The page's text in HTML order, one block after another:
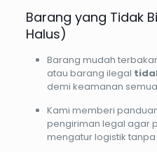
Barang yang Tidak
Halus)
Barang mudah
atau barang ilegal
demi keamanan
Kami memberi
pengiriman legal agar
mengatur logistik tanpa